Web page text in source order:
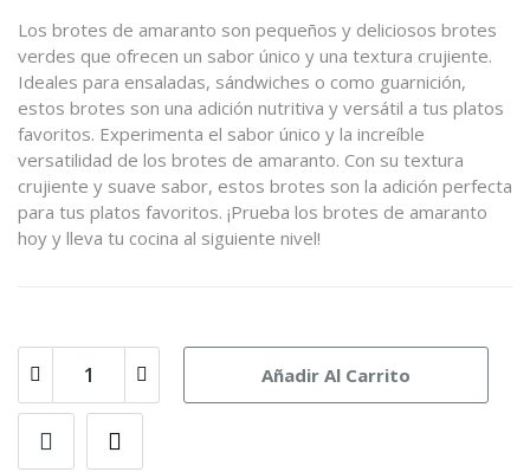
Los brotes de amaranto son pequeños y deliciosos brotes
verdes que ofrecen un sabor único y una textura crujiente.
Ideales para ensaladas, sándwiches o como guarnición,
estos brotes son una adición nutritiva y versátil a tus platos
favoritos. Experimenta el sabor único y la increíble
versatilidad de los brotes de amaranto. Con su textura
crujiente y suave sabor, estos brotes son la adición perfecta
para tus platos favoritos. ¡Prueba los brotes de amaranto
hoy y lleva tu cocina al siguiente nivel!
Añadir Al Carrito